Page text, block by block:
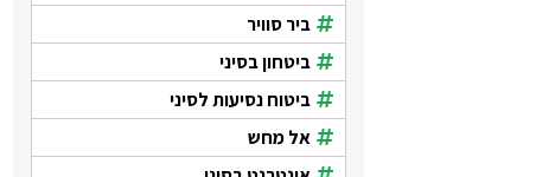
ביר סוויר
ביטחון בסיני
ביטוח נסיעות לסיני
אל מחש